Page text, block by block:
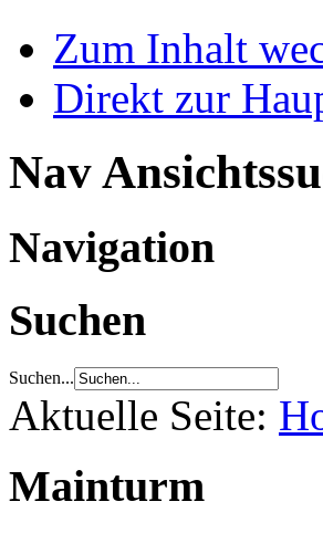
Zum Inhalt
Direkt zur
Nav
Navigation
Suchen
Suchen...
Aktuelle Seite:
Mainturm